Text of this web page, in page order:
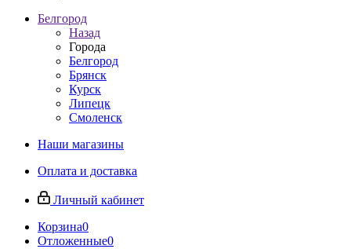
Белгород
Назад
Города
Белгород
Брянск
Курск
Липецк
Смоленск
Наши магазины
Оплата и доставка
Личный кабинет
Корзина0
Отложенные0